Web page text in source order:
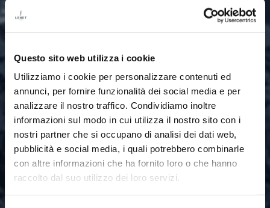
Questo sito web utilizza i cookie
Utilizziamo i cookie per personalizzare contenuti ed
annunci, per fornire funzionalità dei social media e per
analizzare il nostro traffico. Condividiamo inoltre
informazioni sul modo in cui utilizza il nostro sito con i
nostri partner che si occupano di analisi dei dati web,
pubblicità e social media, i quali potrebbero combinarle
con altre informazioni che ha fornito loro o che hanno
raccolto dal suo utilizzo dei loro servizi.